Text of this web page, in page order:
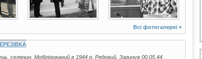
Всі фотогалереї »
селянин. Мобілізований в 1944 р. Рядовий. Загинув 00.05.44.